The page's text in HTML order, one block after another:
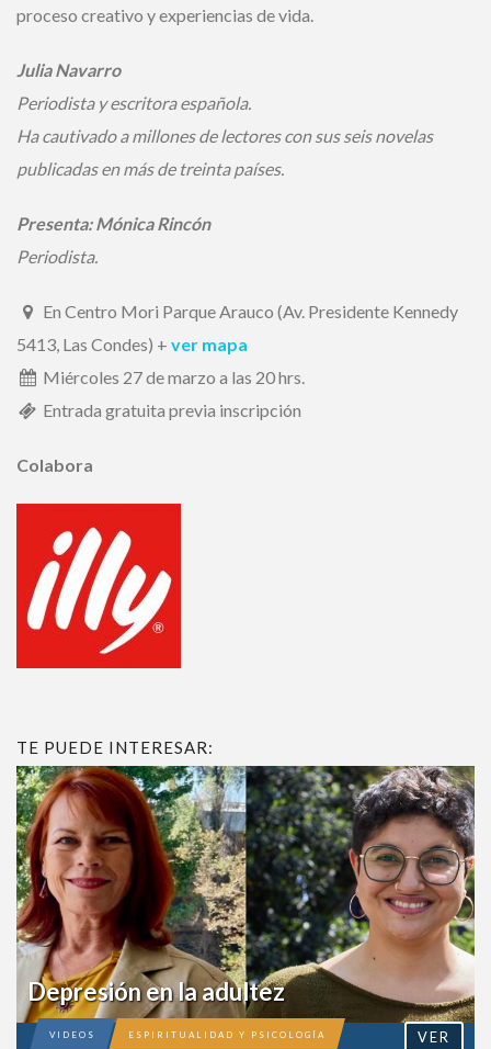
proceso creativo y experiencias de vida.
Julia Navarro
Periodista y escritora española.
Ha cautivado a millones de lectores con sus seis novelas
publicadas en más de treinta países.
Presenta: Mónica Rincón
Periodista.
En Centro Mori Parque Arauco (Av. Presidente Kennedy
5413, Las Condes) + ver mapa
Miércoles 27 de marzo a las 20 hrs.
Entrada gratuita previa inscripción
Colabora
TE PUEDE INTERESAR:
Depresión en la adultez
ESPIRITUALIDAD Y PSICOLOGÍA
VIDEOS VER
¿ No tiene una suscripción digital a
Encuentros El Mercurio ?
Suscríbase
Llámenos al+562 27536300ó escríbanos a
soportedigital@mercurio.cl